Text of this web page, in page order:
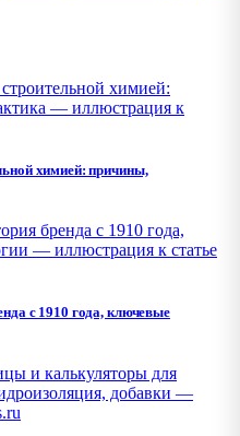
химией: причины,
с 1910 года, ключевые